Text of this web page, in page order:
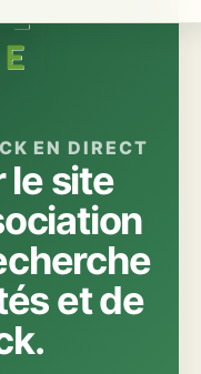
EN DIRECT
le site
et de